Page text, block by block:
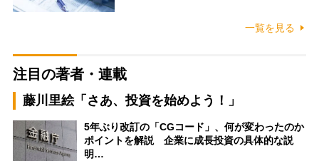
一覧を見る
注目の著者・連載
藤川里絵「さあ、投資を始めよう！」
5年ぶり改訂の「CGコード」、何が変わったのか
ポイントを解説 企業に成長投資の具体的な説
明…